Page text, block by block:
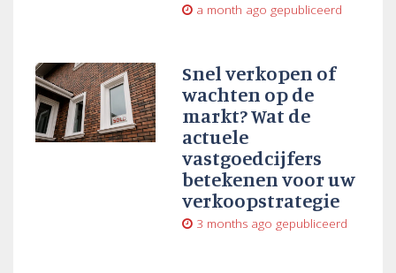
a month ago gepubliceerd
Snel verkopen of
wachten op de
markt? Wat de
actuele
vastgoedcijfers
betekenen voor uw
verkoopstrategie
3 months ago gepubliceerd